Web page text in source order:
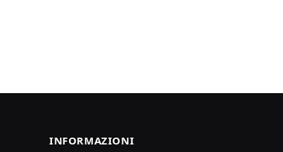
INFORMAZIONI